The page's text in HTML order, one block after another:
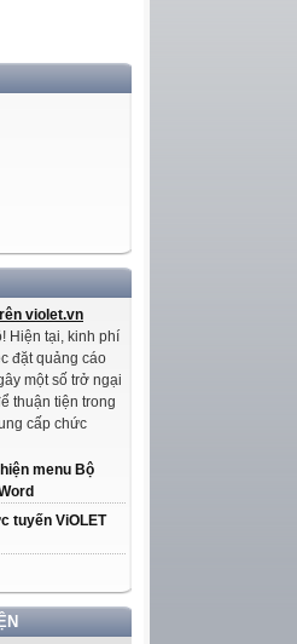
violet.vn
Hiện tại, kinh phí
đặt quảng cáo
một số trở ngại
thuận tiện trong
cấp chức
menu Bộ
tuyến ViOLET